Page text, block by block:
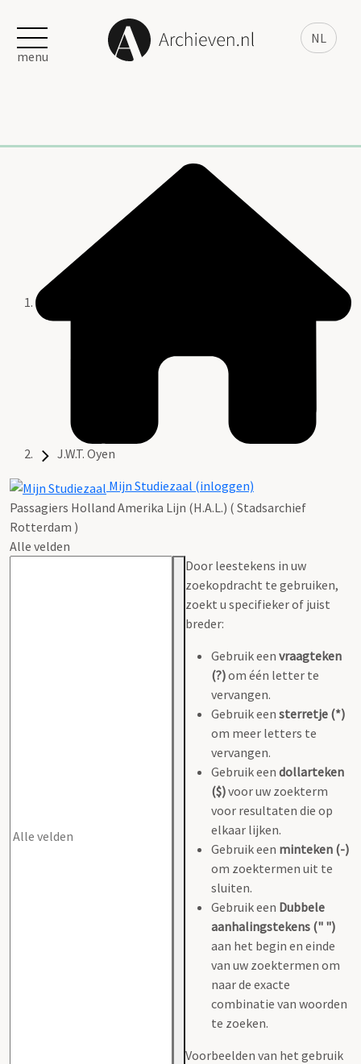
NL
menu
J.W.T. Oyen
Mijn Studiezaal (inloggen)
Passagiers Holland Amerika Lijn (H.A.L.) ( Stadsarchief
Rotterdam )
Alle velden
Door leestekens in uw
zoekopdracht te gebruiken,
zoekt u specifieker of juist
breder:
Gebruik een vraagteken
(?)om één letter te
vervangen.
Gebruik een sterretje (*)
om meer letters te
vervangen.
Gebruik een dollarteken
($)voor uw zoekterm
voor resultaten die op
elkaar lijken.
Gebruik een minteken (-)
om zoektermen uit te
sluiten.
Gebruik een Dubbele
aanhalingstekens (" ")
aan het begin en einde
van uw zoektermen om
naar de exacte
combinatie van woorden
te zoeken.
Voorbeelden van het gebruik